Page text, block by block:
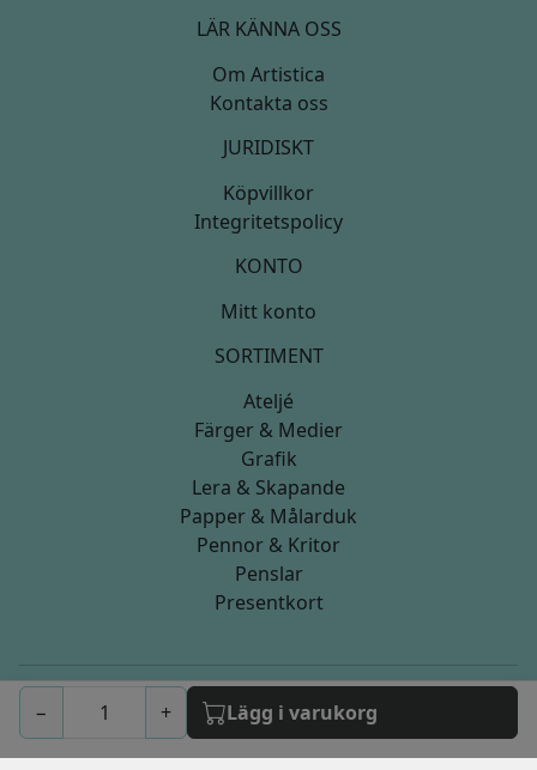
− + Lägg i varukorg
LÄR KÄNNA OSS
Om Artistica
Kontakta oss
JURIDISKT
Köpvillkor
Integritetspolicy
KONTO
Mitt konto
SORTIMENT
Ateljé
Färger & Medier
Grafik
Lera & Skapande
Papper & Målarduk
Pennor & Kritor
Penslar
Presentkort